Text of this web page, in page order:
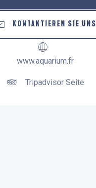
KONTAKTIEREN SIE UNS
www.aquarium.fr
Tripadvisor Seite